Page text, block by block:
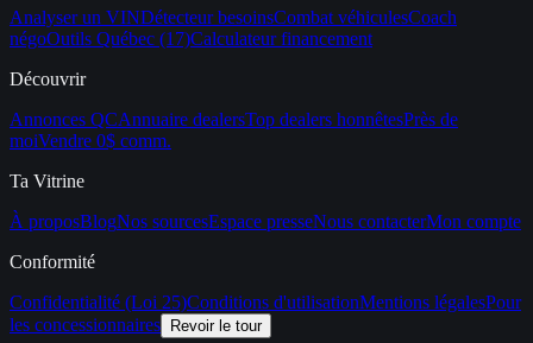
Analyser un VINDétecteur besoinsCombat véhiculesCoach
négoOutils Québec (17)Calculateur financement
Découvrir
Annonces QCAnnuaire dealersTop dealers honnêtesPrès de
moiVendre 0$ comm.
Ta Vitrine
À proposBlogNos sourcesEspace presseNous contacterMon compte
Conformité
Confidentialité (Loi 25)Conditions d'utilisationMentions légalesPour
les concessionnaires
Revoir le tour